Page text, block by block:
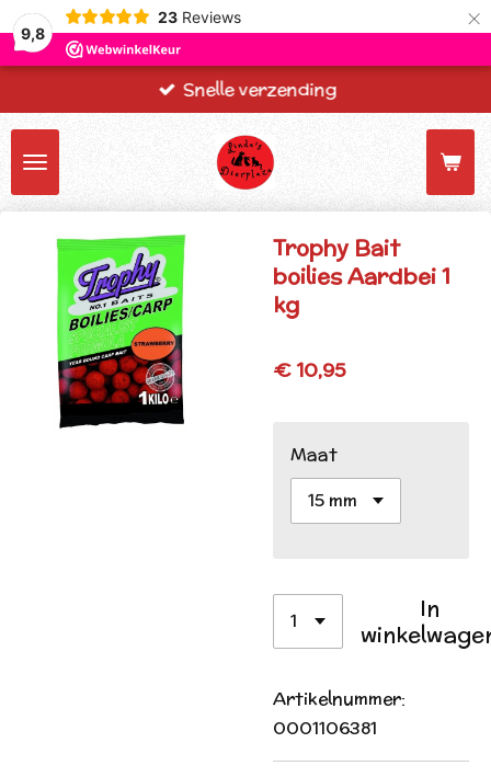
9,8
23 Reviews ×
Snelle verzending
Trophy Bait
boilies Aardbei 1
kg
€ 10,95
Maat
In
Artikelnummer:
0001106381